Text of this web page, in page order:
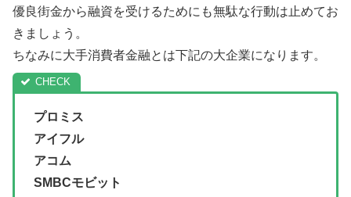
優良街金から融資を受けるためにも無駄な行動は止めてお
きましょう。
ちなみに大手消費者金融とは下記の大企業になります。
プロミス
アイフル
アコム
SMBCモビット